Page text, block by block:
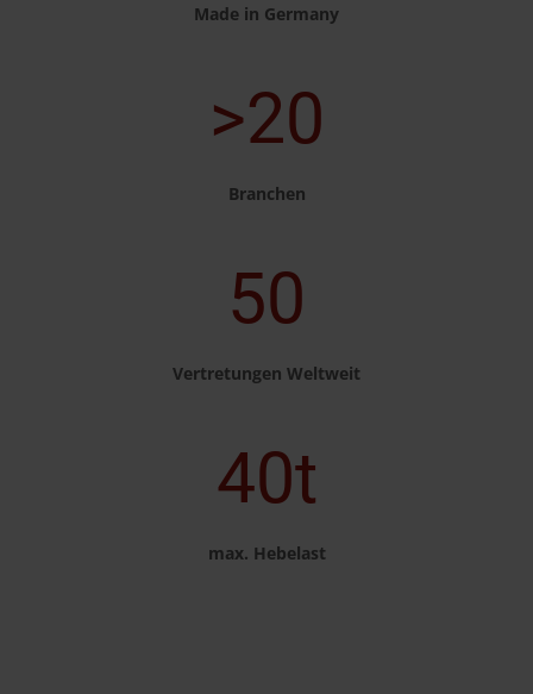
Made in Germany
>20
Branchen
50
Vertretungen Weltweit
40t
max. Hebelast